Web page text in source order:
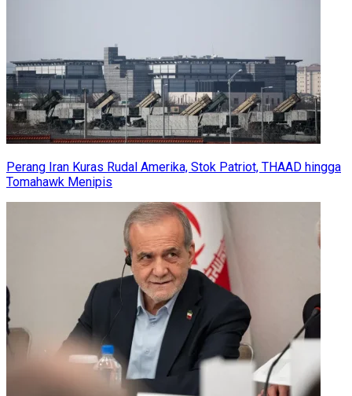
Perang Iran Kuras Rudal Amerika, Stok Patriot, THAAD hingga
Tomahawk Menipis